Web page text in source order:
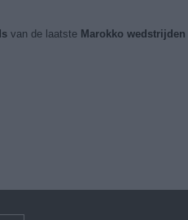
van de laatste Marokko wedstrijden